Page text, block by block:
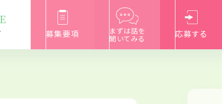
募集要項
まずは話を
聞いてみる
応募する